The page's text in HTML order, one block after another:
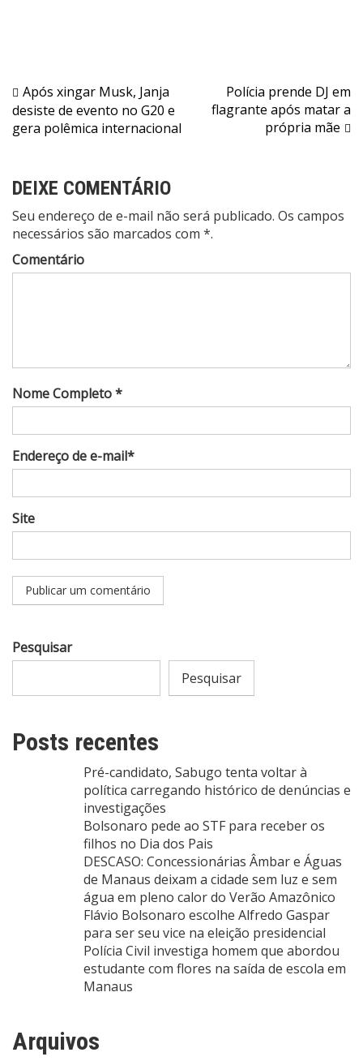
Navegação
de
Após xingar Musk, Janja
desiste de evento no G20 e
gera polêmica internacional
Polícia prende DJ em
flagrante após matar a
própria mãe
DEIXE COMENTÁRIO
Seu endereço de e-mail não será publicado. Os campos
necessários são marcados com *.
Comentário
Nome Completo *
Endereço de e-mail*
Site
Pesquisar
Pesquisar
Posts recentes
Pré-candidato, Sabugo tenta voltar à
política carregando histórico de denúncias e
investigações
Bolsonaro pede ao STF para receber os
filhos no Dia dos Pais
DESCASO: Concessionárias Âmbar e Águas
de Manaus deixam a cidade sem luz e sem
água em pleno calor do Verão Amazônico
Flávio Bolsonaro escolhe Alfredo Gaspar
para ser seu vice na eleição presidencial
Polícia Civil investiga homem que abordou
estudante com flores na saída de escola em
Manaus
Arquivos